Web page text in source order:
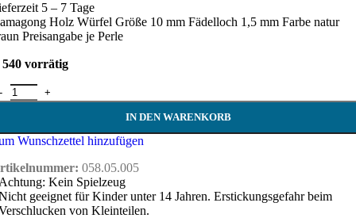
5 – 7 Tage
Holz Würfel Größe 10 mm Fädelloch 1,5 mm Farbe natur
Preisangabe je Perle
540 vorrätig
Holz Würfel 10 mm Menge
IN DEN WARENKORB
Wunschzettel hinzufügen
058.05.005
Kein Spielzeug
geeignet für Kinder unter 14 Jahren. Erstickungsgefahr beim
von Kleinteilen.